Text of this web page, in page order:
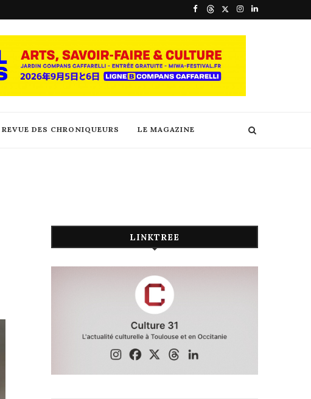
DES CHRONIQUEURS LE MAGAZINE
LINKTREE